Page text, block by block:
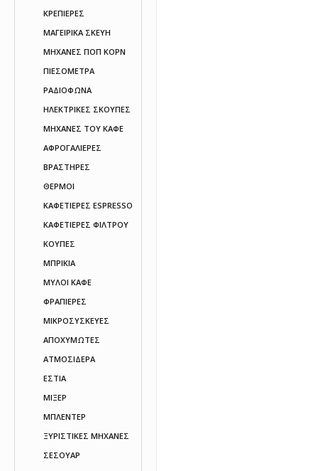
ΚΡΕΠΙΕΡΕΣ
ΜΑΓΕΙΡΙΚΑ ΣΚΕΥΗ
ΜΗΧΑΝΕΣ ΠΟΠ ΚΟΡΝ
ΠΙΕΣΟΜΕΤΡΑ
ΡΑΔΙΟΦΩΝΑ
ΗΛΕΚΤΡΙΚΕΣ ΣΚΟΥΠΕΣ
ΜΗΧΑΝΕΣ ΤΟΥ ΚΑΦΕ
ΑΦΡΟΓΑΛΙΕΡΕΣ
ΒΡΑΣΤΗΡΕΣ
ΘΕΡΜΟΙ
ΚΑΦΕΤΙΕΡΕΣ ESPRESSO
ΚΑΦΕΤΙΕΡΕΣ ΦΙΛΤΡΟΥ
ΚΟΥΠΕΣ
ΜΠΡΙΚΙΑ
ΜΥΛΟΙ ΚΑΦΕ
ΦΡΑΠΙΕΡΕΣ
ΜΙΚΡΟΣΥΣΚΕΥΕΣ
ΑΠΟΧΥΜΩΤΕΣ
ΑΤΜΟΣΙΔΕΡΑ
ΕΣΤΙΑ
ΜΙΞΕΡ
ΜΠΛΕΝΤΕΡ
ΞΥΡΙΣΤΙΚΕΣ ΜΗΧΑΝΕΣ
ΣΕΣΟΥΑΡ